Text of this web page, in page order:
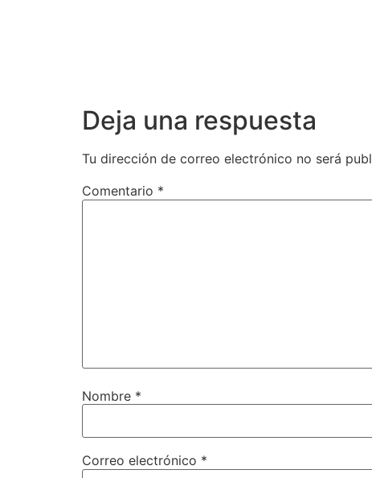
Deja una respuesta
Tu dirección de correo electrónico no será
Comentario *
Nombre *
Correo electrónico *